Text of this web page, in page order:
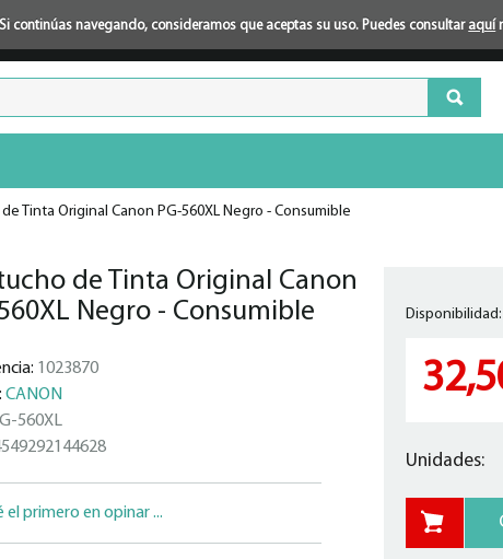
continúas navegando, consideramos que aceptas su uso. Puedes consultar aquí
Tinta Original Canon PG-560XL Negro - Consumible
de Tinta Original Canon
Negro - Consumible
1023870
CANON
560XL
el primero en opinar ...
Disponibilidad:
Unidades: